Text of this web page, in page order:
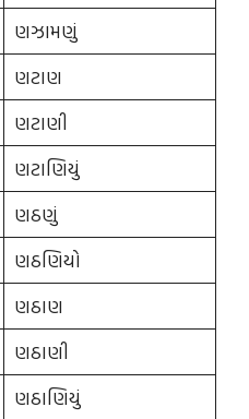
ણઝામણું
ણટાણ
ણટાણી
ણટાણિયું
ણઠણું
ણઠણિયો
ણઠાણ
ણઠાણી
ણઠાણિયું